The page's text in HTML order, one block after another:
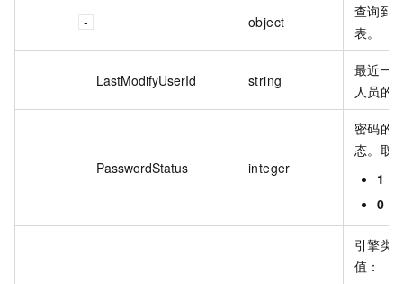
object
查询到
表。
LastModifyUserId string
最近一
人员的
PasswordStatus integer
密码的
态。取
1
0
引擎类
值：